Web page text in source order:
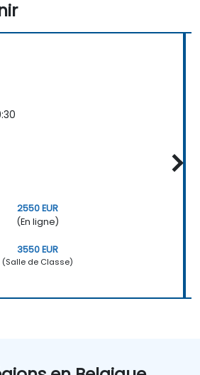
2550 EUR
(En ligne)
3550 EUR
(Salle de Classe)